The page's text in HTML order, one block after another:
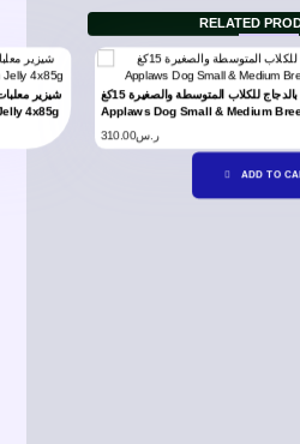
RELATED
4x85g
أبلاوز طعام جاف بالدجاج للكلاب المتوسطة والصغيرة 15كغ –
Applaws Dog Small & Medium
ر.س310.00
ADD TO